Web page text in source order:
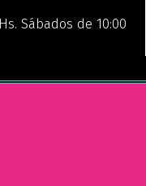
Sábados de 10:00